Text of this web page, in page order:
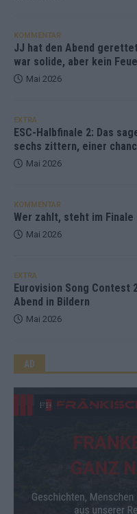
KOMMENTAR
JJ hat den Abend
war solide, aber kein
Mai 2026
EXTRA
ESC-Halbfinale 2: Das
sechs zittern, einer
Mai 2026
KOMMENTAR
Wer zahlt, steht im
Mai 2026
EXTRA
Eurovision Song Contest
Abend in Bildern
Mai 2026
AD